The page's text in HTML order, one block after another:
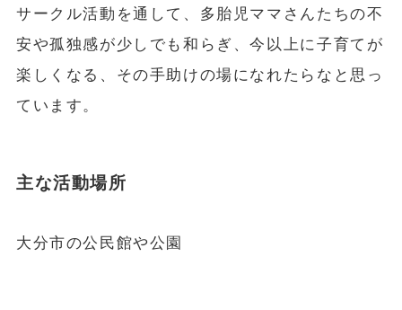
サークル活動を通して、多胎児ママさんたちの不
安や孤独感が少しでも和らぎ、今以上に子育てが
楽しくなる、その手助けの場になれたらなと思っ
ています。
主な活動場所
大分市の公民館や公園